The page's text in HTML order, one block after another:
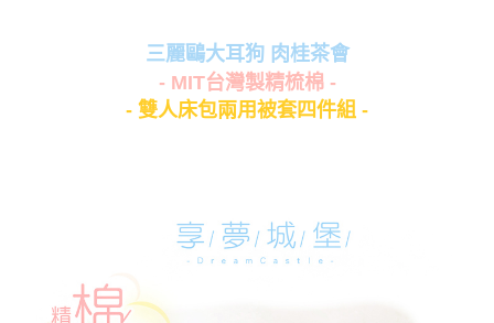
三麗鷗大耳狗 肉桂茶會
- MIT台灣製精梳棉 -
- 雙人床包兩用被套四件組 -